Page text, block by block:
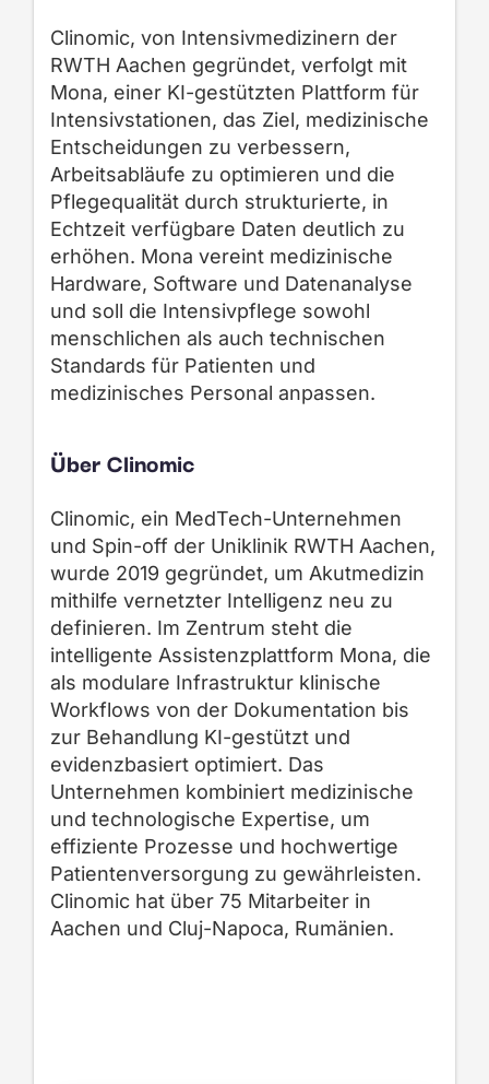
Clinomic, von Intensivmedizinern der
RWTH Aachen gegründet, verfolgt mit
Mona, einer KI-gestützten Plattform für
Intensivstationen, das Ziel, medizinische
Entscheidungen zu verbessern,
Arbeitsabläufe zu optimieren und die
Pflegequalität durch strukturierte, in
Echtzeit verfügbare Daten deutlich zu
erhöhen. Mona vereint medizinische
Hardware, Software und Datenanalyse
und soll die Intensivpflege sowohl
menschlichen als auch technischen
Standards für Patienten und
medizinisches Personal anpassen.
Über Clinomic
Clinomic, ein MedTech-Unternehmen
und Spin-off der Uniklinik RWTH Aachen,
wurde 2019 gegründet, um Akutmedizin
mithilfe vernetzter Intelligenz neu zu
definieren. Im Zentrum steht die
intelligente Assistenzplattform Mona, die
als modulare Infrastruktur klinische
Workflows von der Dokumentation bis
zur Behandlung KI-gestützt und
evidenzbasiert optimiert. Das
Unternehmen kombiniert medizinische
und technologische Expertise, um
effiziente Prozesse und hochwertige
Patientenversorgung zu gewährleisten.
Clinomic hat über 75 Mitarbeiter in
Aachen und Cluj-Napoca, Rumänien.